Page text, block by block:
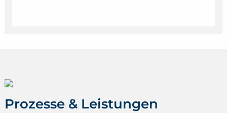
Prozesse & Leistungen